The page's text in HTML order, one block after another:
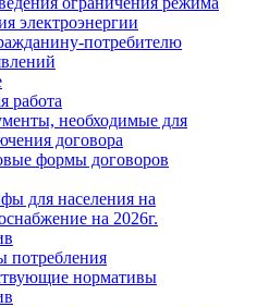
электроэнергии
потребителю
работа
необходимые для
договора
формы договоров
для населения на
на 2026г.
потребления
нормативы